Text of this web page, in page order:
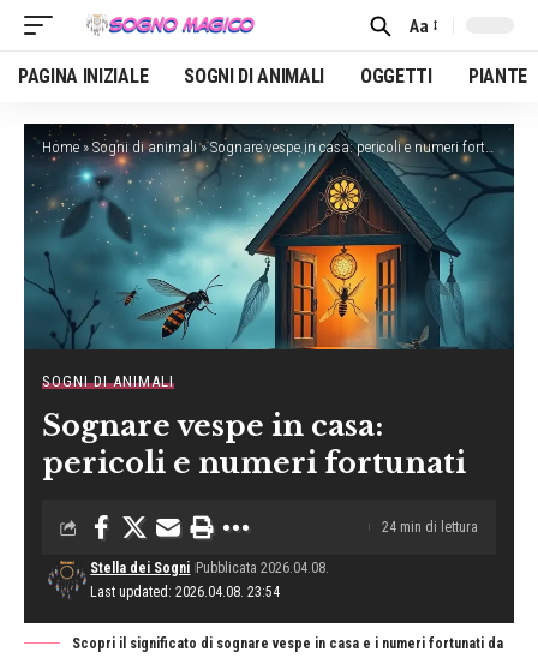
Font
Resizer
Aa
PAGINA INIZIALE SOGNI DI ANIMALI OGGETTI PIANTE
Home» Sogni di animali »Sognare vespe in casa: pericoli e numeri fortunati
SOGNI DI ANIMALI
Sognare vespe in casa:
pericoli e numeri fortunati
Last updated: 2026.04.08. 23:54
Stella dei Sogni Pubblicata 2026.04.08.
24 min di lettura
Scopri il significato di sognare vespe in casa e i numeri fortunati da